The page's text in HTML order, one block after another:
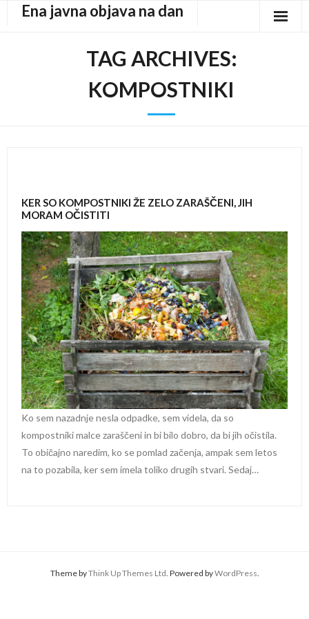
Ena javna objava na dan
TAG ARCHIVES:
KOMPOSTNIKI
KER SO KOMPOSTNIKI ŽE ZELO ZARAŠČENI, JIH
MORAM OČISTITI
Ko sem nazadnje nesla odpadke, sem videla, da so
kompostniki malce zaraščeni in bi bilo dobro, da bi jih očistila.
To običajno naredim, ko se pomlad začenja, ampak sem letos
na to pozabila, ker sem imela toliko drugih stvari. Sedaj…
Theme byThink Up Themes Ltd. Powered byWordPress.